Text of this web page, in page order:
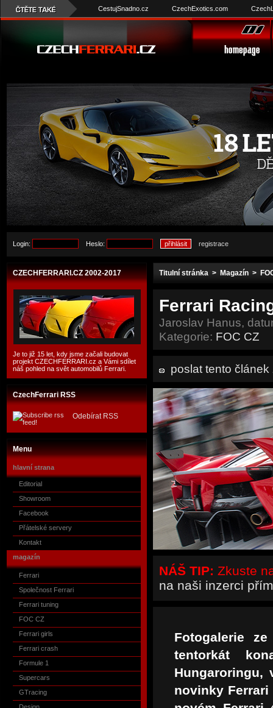
CestujSnadno.cz CzechExotics.com
Login: Heslo: registrace
CZECHFERRARI.CZ 2002-2017
Je to již 15 let, kdy jsme začali budovat
projekt CZECHFERRARI.cz a Vámi sdílet
náš pohled na svět automobilů Ferrari.
CzechFerrari RSS
Odebírat RSS
Menu
hlavní strana
Editorial
Showroom
Facebook
Přátelské servery
Kontakt
magazín
Ferrari
Společnost Ferrari
Ferrari tuning
FOC CZ
Ferrari girls
Ferrari crash
Formule 1
Supercars
GTracing
Titulní stránka > Magazín >
Ferrari
Jaroslav Hanus,
Kategorie: FOC CZ
poslat tento
NÁŠ TIP: Zkuste
na naši inzerci
Fotogalerie
tentorkát
Hungaroringu,
novinky